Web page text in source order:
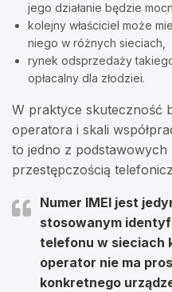
jego działanie będzie
kolejny właściciel może
niego w różnych sieciach,
rynek odsprzedaży
opłacalny dla złodziei.
W praktyce skuteczność
operatora i skali
to jedno z
przestępczością
Numer IMEI jest
stosowanym
telefonu w sieciach
operator nie ma
konkretnego